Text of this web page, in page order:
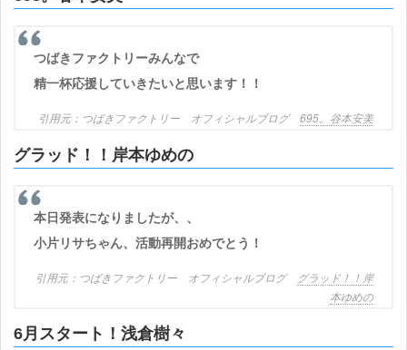
つばきファクトリーみんなで
精一杯応援していきたいと思います！！
つばきファクトリー オフィシャルブログ 695。谷本安美
グラッド！！岸本ゆめの
本日発表になりましたが、、
小片リサちゃん、活動再開おめでとう！
つばきファクトリー オフィシャルブログ
グラッド！！岸
本ゆめの
6月スタート！浅倉樹々